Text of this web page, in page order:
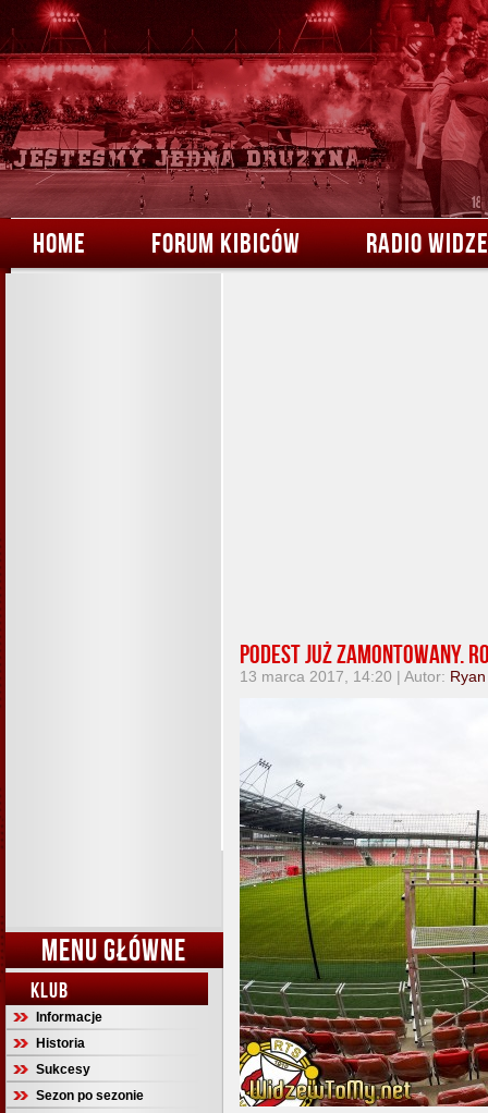
HOME FORUM KIBICÓW RADIO
MENU GŁÓWNE
KLUB
Informacje
Historia
Sukcesy
Sezon po sezonie
Podest już zamontowany.
13 marca 2017, 14:20 | Autor: Ryan